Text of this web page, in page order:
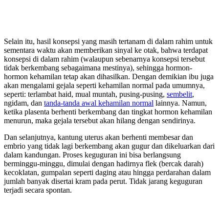
Selain itu, hasil konsepsi yang masih tertanam di dalam rahim untuk
sementara waktu akan memberikan sinyal ke otak, bahwa terdapat
konsepsi di dalam rahim (walaupun sebenarnya konsepsi tersebut
tidak berkembang sebagaimana mestinya), sehingga hormon-
hormon kehamilan tetap akan dihasilkan. Dengan demikian ibu juga
akan mengalami gejala seperti kehamilan normal pada umumnya,
seperti: terlambat haid, mual muntah, pusing-pusing, sembelit,
ngidam, dan tanda-tanda awal kehamilan normal lainnya. Namun,
ketika plasenta berhenti berkembang dan tingkat hormon kehamilan
menurun, maka gejala tersebut akan hilang dengan sendirinya.
Dan selanjutnya, kantung uterus akan berhenti membesar dan
embrio yang tidak lagi berkembang akan gugur dan dikeluarkan dari
dalam kandungan. Proses keguguran ini bisa berlangsung
berminggu-minggu, dimulai dengan hadirnya flek (bercak darah)
kecoklatan, gumpalan seperti daging atau hingga perdarahan dalam
jumlah banyak disertai kram pada perut. Tidak jarang keguguran
terjadi secara spontan.